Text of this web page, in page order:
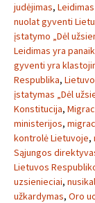
judėjimas,
nuolat gyventi
įstatymo „Dėl
Leidimas yra
gyventi yra
Respublika,
įstatymas „Dėl
Konstitucija,
ministerijos,
kontrolė Lietuvoje,
Sąjungos
Lietuvos
uzsienieciai,
užkardymas, Oro